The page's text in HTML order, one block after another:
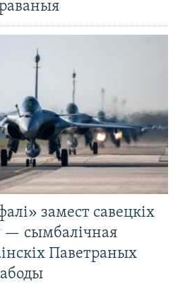
замест савецкіх
— сымбалічная
Паветраных